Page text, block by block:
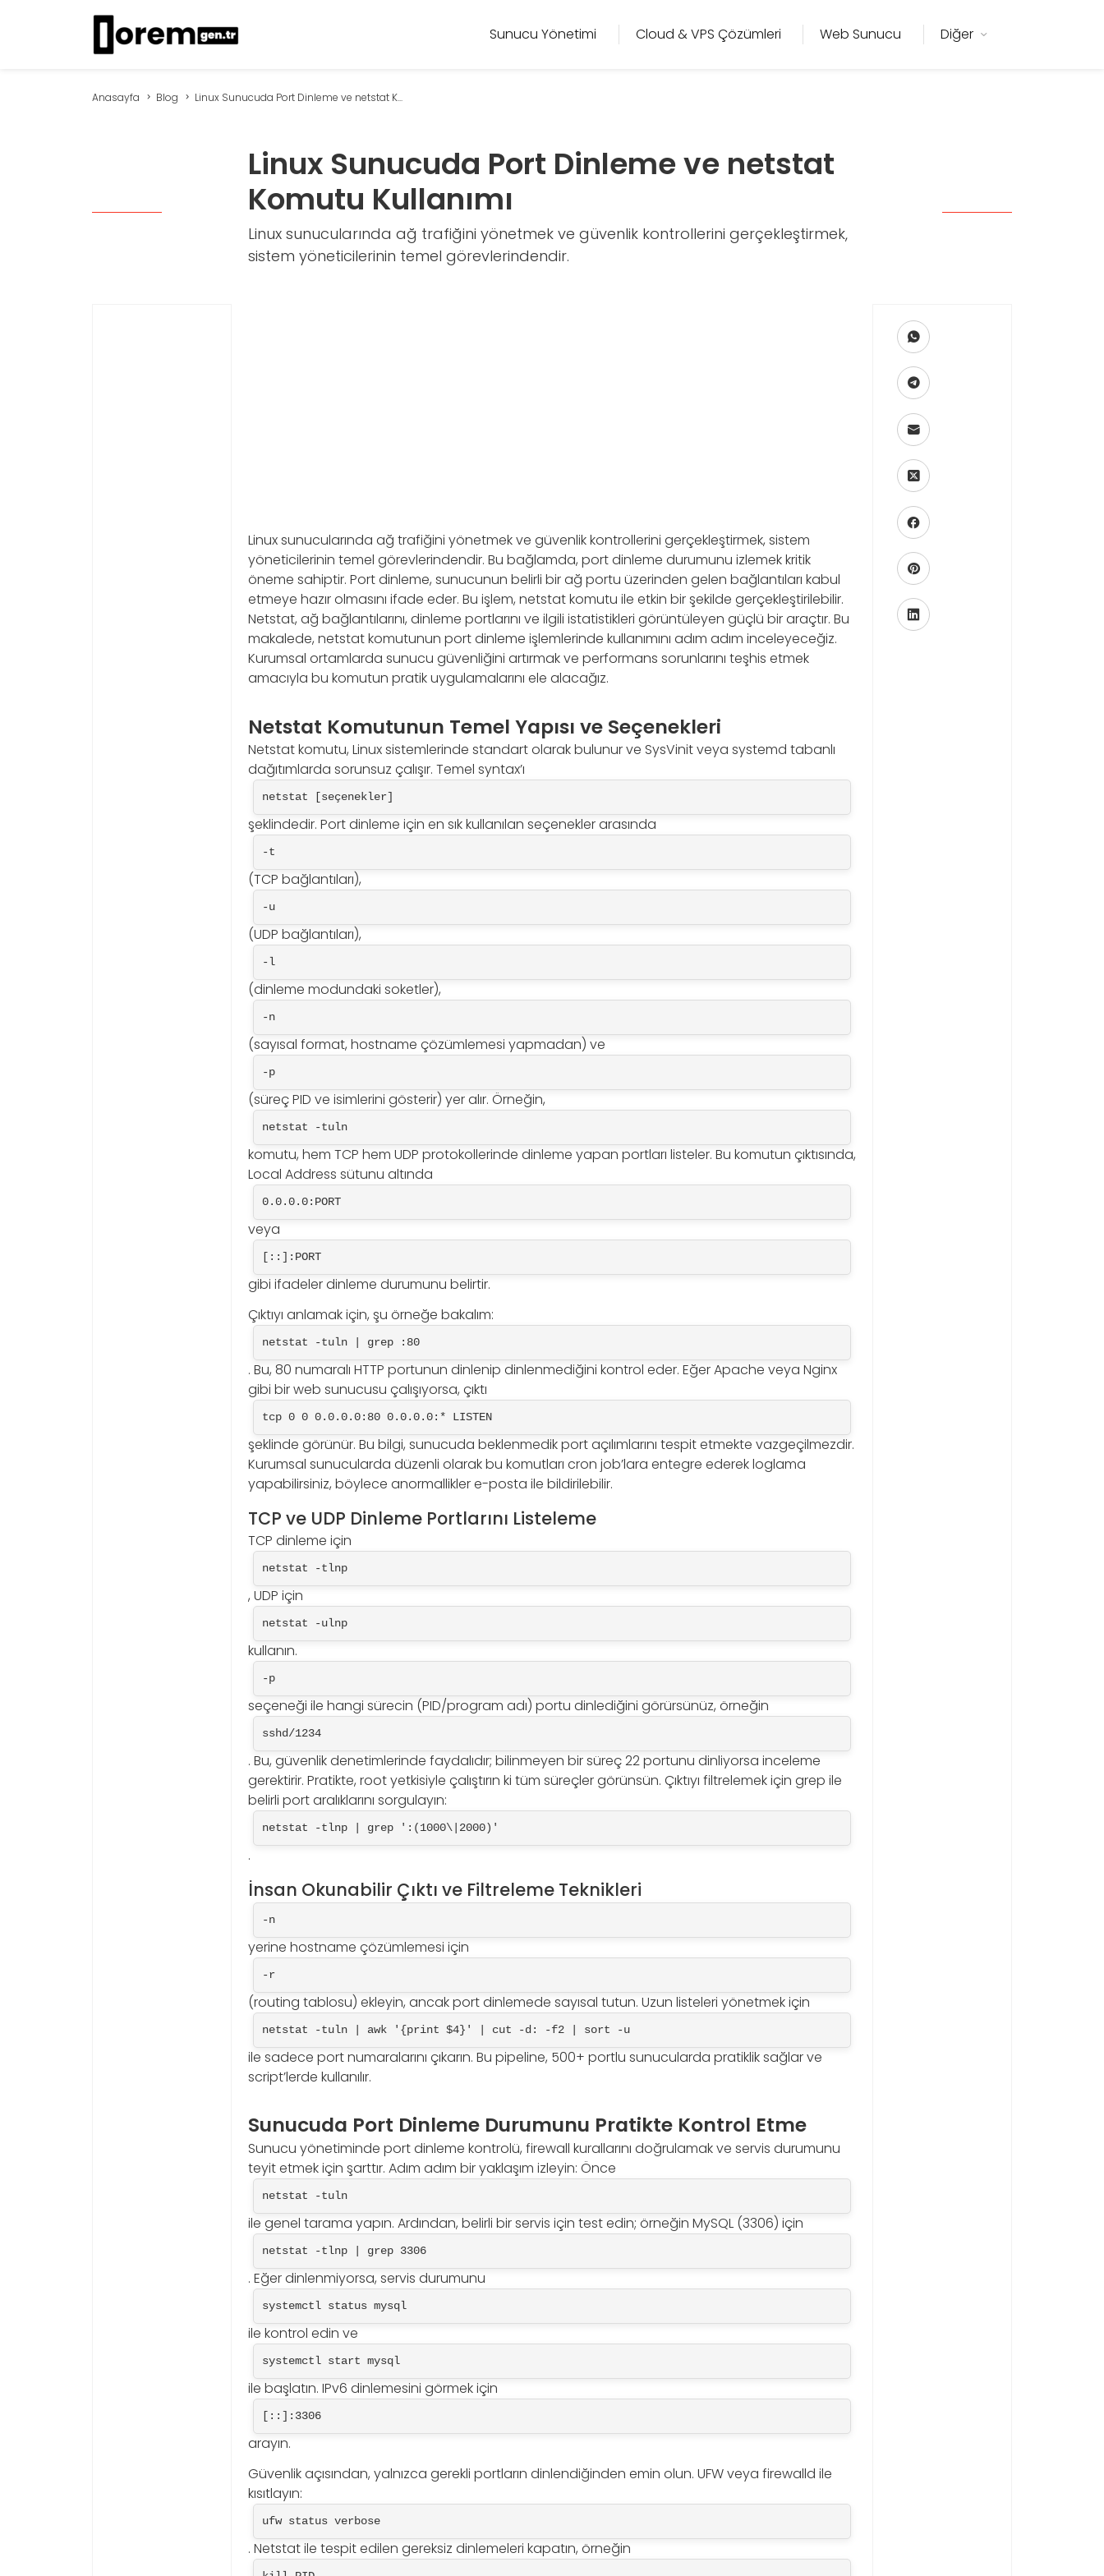
Sunucu Yönetimi Cloud & VPS Çözümleri Web Sunucu Diğer
Anasayfa Blog Linux Sunucuda Port Dinleme ve netstat K...
Linux Sunucuda Port Dinleme ve netstat
Komutu Kullanımı
Linux sunucularında ağ trafiğini yönetmek ve güvenlik kontrollerini gerçekleştirmek,
sistem yöneticilerinin temel görevlerindendir.
Linux sunucularında ağ trafiğini yönetmek ve güvenlik kontrollerini gerçekleştirmek, sistem
yöneticilerinin temel görevlerindendir. Bu bağlamda, port dinleme durumunu izlemek kritik
öneme sahiptir. Port dinleme, sunucunun belirli bir ağ portu üzerinden gelen bağlantıları kabul
etmeye hazır olmasını ifade eder. Bu işlem, netstat komutu ile etkin bir şekilde gerçekleştirilebilir.
Netstat, ağ bağlantılarını, dinleme portlarını ve ilgili istatistikleri görüntüleyen güçlü bir araçtır. Bu
makalede, netstat komutunun port dinleme işlemlerinde kullanımını adım adım inceleyeceğiz.
Kurumsal ortamlarda sunucu güvenliğini artırmak ve performans sorunlarını teşhis etmek
amacıyla bu komutun pratik uygulamalarını ele alacağız.
Netstat Komutunun Temel Yapısı ve Seçenekleri
Netstat komutu, Linux sistemlerinde standart olarak bulunur ve SysVinit veya systemd tabanlı
dağıtımlarda sorunsuz çalışır. Temel syntax’ı
netstat [seçenekler]
şeklindedir. Port dinleme için en sık kullanılan seçenekler arasında
-t
(TCP bağlantıları),
-u
(UDP bağlantıları),
-l
(dinleme modundaki soketler),
-n
(sayısal format, hostname çözümlemesi yapmadan) ve
-p
(süreç PID ve isimlerini gösterir) yer alır. Örneğin,
netstat -tuln
komutu, hem TCP hem UDP protokollerinde dinleme yapan portları listeler. Bu komutun çıktısında,
Local Address sütunu altında
0.0.0.0:PORT
veya
[::]:PORT
gibi ifadeler dinleme durumunu belirtir.
Çıktıyı anlamak için, şu örneğe bakalım:
netstat -tuln | grep :80
. Bu, 80 numaralı HTTP portunun dinlenip dinlenmediğini kontrol eder. Eğer Apache veya Nginx
gibi bir web sunucusu çalışıyorsa, çıktı
tcp 0 0 0.0.0.0:80 0.0.0.0:* LISTEN
şeklinde görünür. Bu bilgi, sunucuda beklenmedik port açılımlarını tespit etmekte vazgeçilmezdir.
Kurumsal sunucularda düzenli olarak bu komutları cron job’lara entegre ederek loglama
yapabilirsiniz, böylece anormallikler e-posta ile bildirilebilir.
TCP ve UDP Dinleme Portlarını Listeleme
TCP dinleme için
netstat -tlnp
, UDP için
netstat -ulnp
kullanın.
-p
seçeneği ile hangi sürecin (PID/program adı) portu dinlediğini görürsünüz, örneğin
sshd/1234
. Bu, güvenlik denetimlerinde faydalıdır; bilinmeyen bir süreç 22 portunu dinliyorsa inceleme
gerektirir. Pratikte, root yetkisiyle çalıştırın ki tüm süreçler görünsün. Çıktıyı filtrelemek için grep ile
belirli port aralıklarını sorgulayın:
netstat -tlnp | grep ':(1000\|2000)'
.
İnsan Okunabilir Çıktı ve Filtreleme Teknikleri
-n
yerine hostname çözümlemesi için
-r
(routing tablosu) ekleyin, ancak port dinlemede sayısal tutun. Uzun listeleri yönetmek için
netstat -tuln | awk '{print $4}' | cut -d: -f2 | sort -u
ile sadece port numaralarını çıkarın. Bu pipeline, 500+ portlu sunucularda pratiklik sağlar ve
script’lerde kullanılır.
Sunucuda Port Dinleme Durumunu Pratikte Kontrol Etme
Sunucu yönetiminde port dinleme kontrolü, firewall kurallarını doğrulamak ve servis durumunu
teyit etmek için şarttır. Adım adım bir yaklaşım izleyin: Önce
netstat -tuln
ile genel tarama yapın. Ardından, belirli bir servis için test edin; örneğin MySQL (3306) için
netstat -tlnp | grep 3306
. Eğer dinlenmiyorsa, servis durumunu
systemctl status mysql
ile kontrol edin ve
systemctl start mysql
ile başlatın. IPv6 dinlemesini görmek için
[::]:3306
arayın.
Güvenlik açısından, yalnızca gerekli portların dinlendiğinden emin olun. UFW veya firewalld ile
kısıtlayın:
ufw status verbose
. Netstat ile tespit edilen gereksiz dinlemeleri kapatın, örneğin